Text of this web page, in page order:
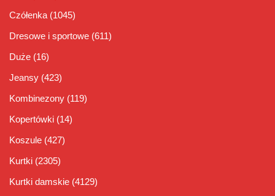
Czółenka (1045)
Dresowe i sportowe (611)
Duże (16)
Jeansy (423)
Kombinezony (119)
Kopertówki (14)
Koszule (427)
Kurtki (2305)
Kurtki damskie (4129)